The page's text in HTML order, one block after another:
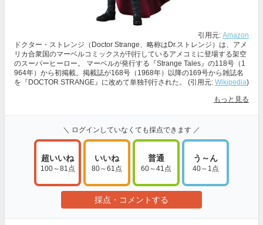
引用元: Amazon
ドクター・ストレンジ（Doctor Strange、略称はDr.ストレンジ）は、アメ
リカ合衆国のマーベルコミックスが刊行しているアメコミに登場する架空
のスーパーヒーロー。 マーベルが発行する『Strange Tales』の118号（1
964年）から初掲載。掲載誌が168号（1968年）以降の169号から雑誌名
を『DOCTOR STRANGE』に改めて単独刊行された。 (引用元: Wikipedia)
もっと見る
＼ ログインしていなくても採点できます ／
超いいね
100～81点
いいね
80～61点
普通
60～41点
う～ん
40～1点
採点・コメントする